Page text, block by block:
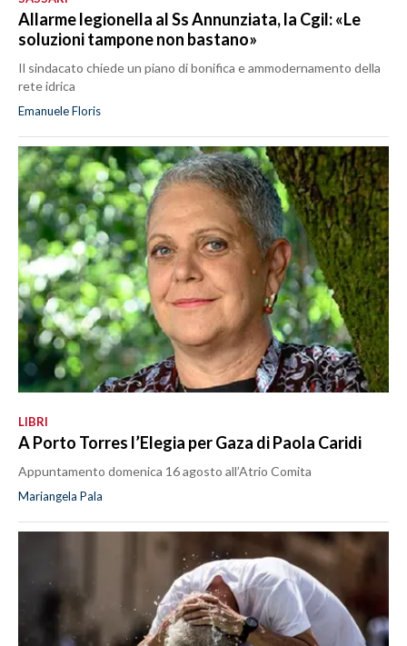
Allarme legionella al Ss Annunziata, la Cgil: «Le
soluzioni tampone non bastano»
Il sindacato chiede un piano di bonifica e ammodernamento della
rete idrica
Emanuele Floris
LIBRI
A Porto Torres l’Elegia per Gaza di Paola Caridi
Appuntamento domenica 16 agosto all’Atrio Comita
Mariangela Pala